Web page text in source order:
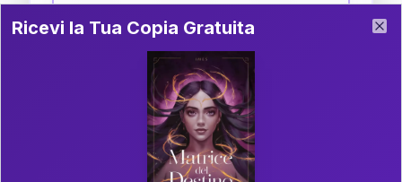
Guida completa di Coppia
Il libro è in fase di scrittura. Iscriviti alla newsletter
per ricevere aggiornamenti!
P.S. Interpretazione parziale
gratuita
Ricevi la Tua Copia Gratuita del Libro
Ricevi la Tua Copia Gratuita